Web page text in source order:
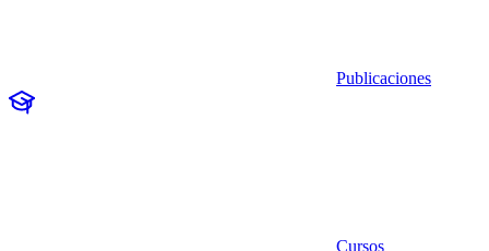
Publicaciones
Cursos